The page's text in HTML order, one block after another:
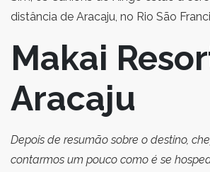
distância de Aracaju, no Rio São
Makai
Aracaju
Depois de resumão sobre o destino,
contarmos um pouco como é se